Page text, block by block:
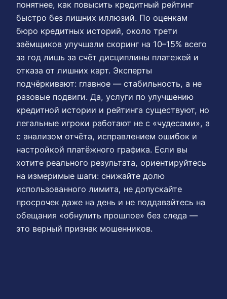
понятнее, как повысить кредитный рейтинг
быстро без лишних иллюзий. По оценкам
бюро кредитных историй, около трети
заёмщиков улучшали скоринг на 10–15% всего
за год лишь за счёт дисциплины платежей и
отказа от лишних карт. Эксперты
подчёркивают: главное — стабильность, а не
разовые подвиги. Да, услуги по улучшению
кредитной истории и рейтинга существуют, но
легальные игроки работают не с «чудесами», а
с анализом отчёта, исправлением ошибок и
настройкой платёжного графика. Если вы
хотите реального результата, ориентируйтесь
на измеримые шаги: снижайте долю
использованного лимита, не допускайте
просрочек даже на день и не поддавайтесь на
обещания «обнулить прошлое» без следа —
это верный признак мошенников.